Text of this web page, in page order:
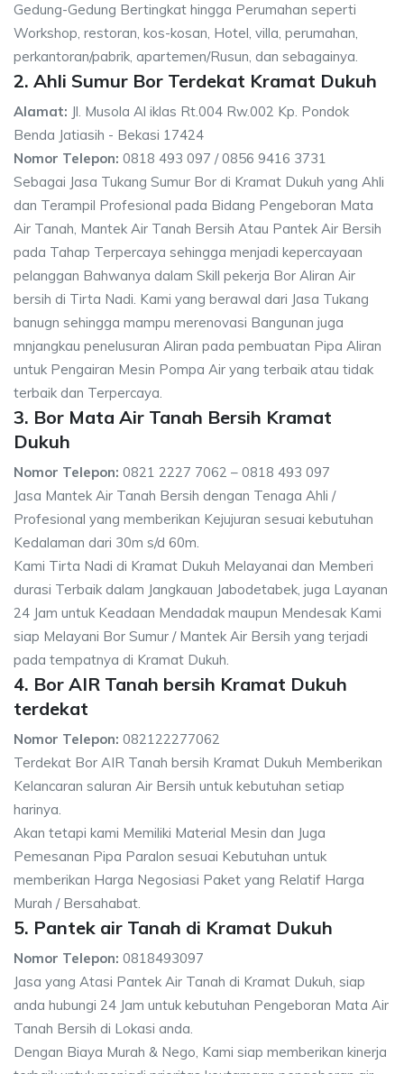
Gedung-Gedung Bertingkat hingga Perumahan seperti
Workshop, restoran, kos-kosan, Hotel, villa, perumahan,
perkantoran/pabrik, apartemen/Rusun, dan sebagainya.
2. Ahli Sumur Bor Terdekat Kramat Dukuh
Alamat: Jl. Musola Al iklas Rt.004 Rw.002 Kp. Pondok
Benda Jatiasih - Bekasi 17424
Nomor Telepon: 0818 493 097 / 0856 9416 3731
Sebagai Jasa Tukang Sumur Bor di Kramat Dukuh yang Ahli
dan Terampil Profesional pada Bidang Pengeboran Mata
Air Tanah, Mantek Air Tanah Bersih Atau Pantek Air Bersih
pada Tahap Terpercaya sehingga menjadi kepercayaan
pelanggan Bahwanya dalam Skill pekerja Bor Aliran Air
bersih di Tirta Nadi. Kami yang berawal dari Jasa Tukang
banugn sehingga mampu merenovasi Bangunan juga
mnjangkau penelusuran Aliran pada pembuatan Pipa Aliran
untuk Pengairan Mesin Pompa Air yang terbaik atau tidak
terbaik dan Terpercaya.
3. Bor Mata Air Tanah Bersih Kramat
Dukuh
Nomor Telepon: 0821 2227 7062 – 0818 493 097
Jasa Mantek Air Tanah Bersih dengan Tenaga Ahli /
Profesional yang memberikan Kejujuran sesuai kebutuhan
Kedalaman dari 30m s/d 60m.
Kami Tirta Nadi di Kramat Dukuh Melayanai dan Memberi
durasi Terbaik dalam Jangkauan Jabodetabek, juga Layanan
24 Jam untuk Keadaan Mendadak maupun Mendesak Kami
siap Melayani Bor Sumur / Mantek Air Bersih yang terjadi
pada tempatnya di Kramat Dukuh.
4. Bor AIR Tanah bersih Kramat Dukuh
terdekat
Nomor Telepon: 082122277062
Terdekat Bor AIR Tanah bersih Kramat Dukuh Memberikan
Kelancaran saluran Air Bersih untuk kebutuhan setiap
harinya.
Akan tetapi kami Memiliki Material Mesin dan Juga
Pemesanan Pipa Paralon sesuai Kebutuhan untuk
memberikan Harga Negosiasi Paket yang Relatif Harga
Murah / Bersahabat.
5. Pantek air Tanah di Kramat Dukuh
Nomor Telepon: 0818493097
Jasa yang Atasi Pantek Air Tanah di Kramat Dukuh, siap
anda hubungi 24 Jam untuk kebutuhan Pengeboran Mata Air
Tanah Bersih di Lokasi anda.
Dengan Biaya Murah & Nego, Kami siap memberikan kinerja